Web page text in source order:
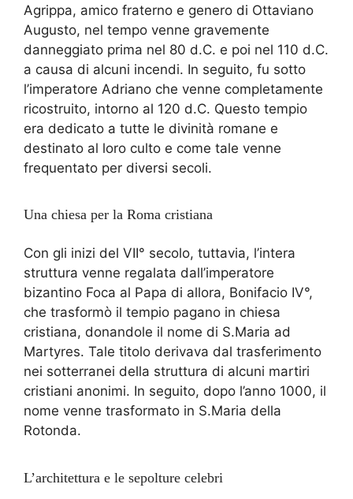
Agrippa, amico fraterno e genero di Ottaviano
Augusto, nel tempo venne gravemente
danneggiato prima nel 80 d.C. e poi nel 110 d.C.
a causa di alcuni incendi. In seguito, fu sotto
l’imperatore Adriano che venne completamente
ricostruito, intorno al 120 d.C. Questo tempio
era dedicato a tutte le divinità romane e
destinato al loro culto e come tale venne
frequentato per diversi secoli.
Una chiesa per la Roma cristiana
Con gli inizi del VII° secolo, tuttavia, l’intera
struttura venne regalata dall’imperatore
bizantino Foca al Papa di allora, Bonifacio IV°,
che trasformò il tempio pagano in chiesa
cristiana, donandole il nome di S.Maria ad
Martyres. Tale titolo derivava dal trasferimento
nei sotterranei della struttura di alcuni martiri
cristiani anonimi. In seguito, dopo l’anno 1000, il
nome venne trasformato in S.Maria della
Rotonda.
L’architettura e le sepolture celebri